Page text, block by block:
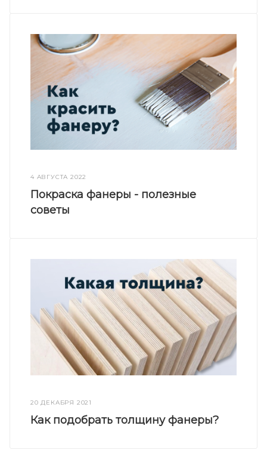
4 АВГУСТА 2022
Покраска фанеры - полезные
советы
20 ДЕКАБРЯ 2021
Как подобрать толщину фанеры?